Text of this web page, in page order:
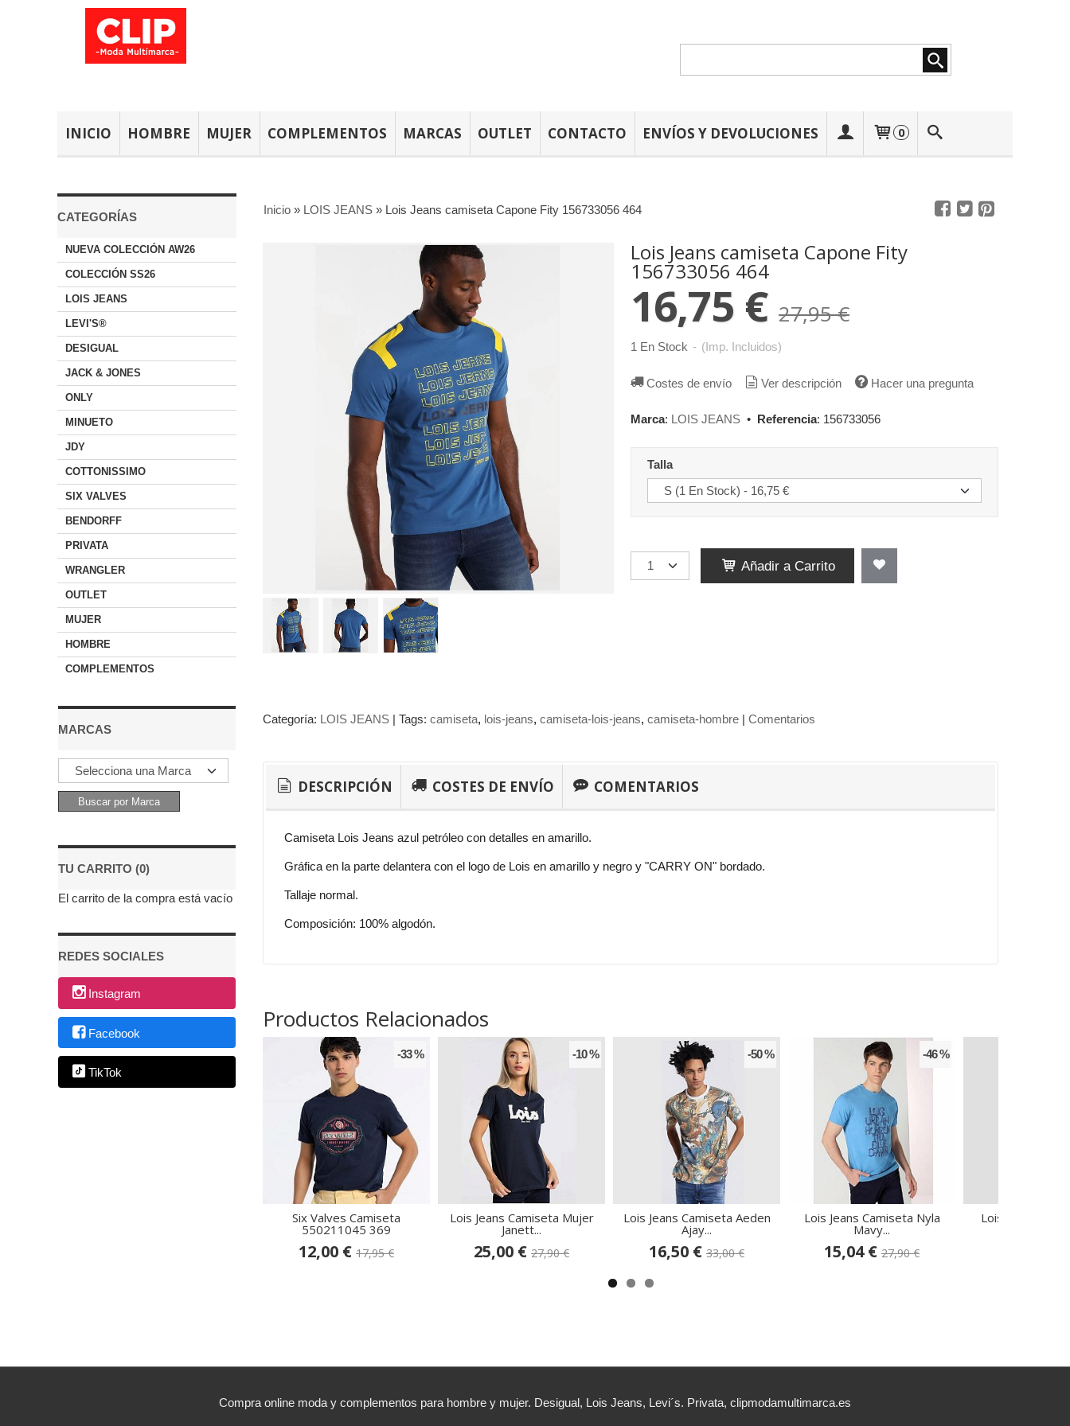
INICIO HOMBRE MUJER COMPLEMENTOS MARCAS OUTLET CONTACTO ENVÍOS Y DEVOLUCIONES 0
CATEGORÍAS
NUEVA COLECCIÓN AW26
COLECCIÓN SS26
LOIS JEANS
LEVI'S®
DESIGUAL
JACK & JONES
ONLY
MINUETO
JDY
COTTONISSIMO
SIX VALVES
BENDORFF
PRIVATA
WRANGLER
OUTLET
MUJER
HOMBRE
COMPLEMENTOS
MARCAS
TU CARRITO (0)
El carrito de la compra está vacío
REDES SOCIALES
Instagram
Facebook
TikTok
Inicio » LOIS JEANS » Lois Jeans camiseta Capone Fity 156733056 464
Lois Jeans camiseta Capone Fity
156733056 464
16,75 € 27,95 €
1 En Stock - (Imp. Incluidos)
Costes de envío Ver descripción Hacer una pregunta
Marca: LOIS JEANS • Referencia: 156733056
Talla
Añadir a Carrito
Categoría: LOIS JEANS | Tags: camiseta lois-jeans camiseta-lois-jeans camiseta-hombre | Comentarios
DESCRIPCIÓN COSTES DE ENVÍO COMENTARIOS
Camiseta Lois Jeans azul petróleo con detalles en amarillo.
Gráfica en la parte delantera con el logo de Lois en amarillo y negro y "CARRY ON" bordado.
Tallaje normal.
Composición: 100% algodón.
Productos Relacionados
-33 %
Six Valves Camiseta
550211045 369
12,00 € 17,95 €
-10 %
Lois Jeans Camiseta Mujer
Janett...
25,00 € 27,90 €
-50 %
Lois Jeans Camiseta Aeden
Ajay...
16,50 € 33,00 €
-46 %
Lois Jeans Camiseta Nyla
Mavy...
15,04 € 27,90 €
Lois Jeans
Compra online moda y complementos para hombre y mujer. Desigual, Lois Jeans, Levi´s. Privata, clipmodamultimarca.es